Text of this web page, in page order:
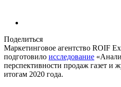
Поделиться
Маркетинговое агентство ROIF
подготовило исследование
перспективности продаж газет и
итогам 2020 года.